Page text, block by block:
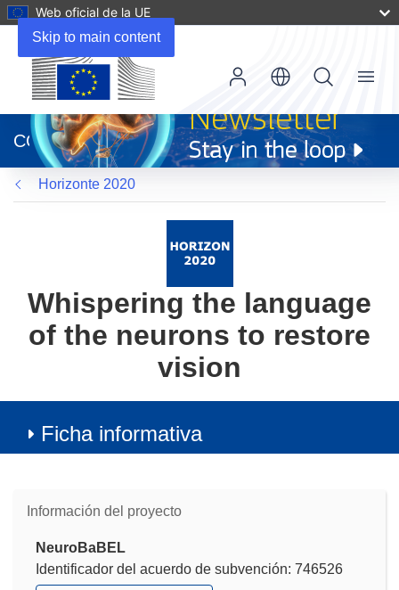
Skip to main content
Web oficial de la UE
abrirá
en
una
nueva
ventana)
CORDIS
Menu
Horizonte 2020
Whispering the language
of the neurons to restore
vision
Ficha informativa
Información del proyecto
NeuroBaBEL
Identificador del acuerdo de subvención: 746526